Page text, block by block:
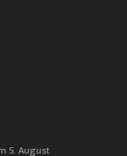
5. August